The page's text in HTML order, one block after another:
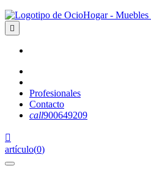

Profesionales
Contacto
call900649209

artículo(0)